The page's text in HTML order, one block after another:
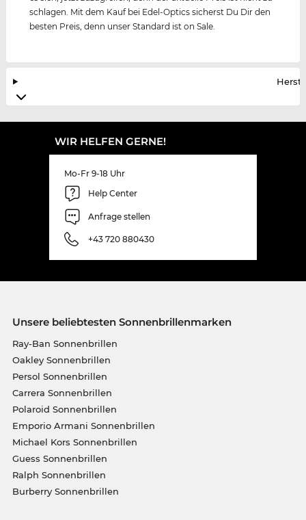
schlagen. Mit dem Kauf bei Edel-Optics sicherst Du Dir den
besten Preis, denn unser Standard ist on Sale.
WIR HELFEN GERNE!
Mo-Fr 9-18 Uhr
Help Center
Anfrage stellen
+43 720 880430
Unsere beliebtesten Sonnenbrillenmarken
Ray-Ban Sonnenbrillen
Oakley Sonnenbrillen
Persol Sonnenbrillen
Carrera Sonnenbrillen
Polaroid Sonnenbrillen
Emporio Armani Sonnenbrillen
Michael Kors Sonnenbrillen
Guess Sonnenbrillen
Ralph Sonnenbrillen
Burberry Sonnenbrillen